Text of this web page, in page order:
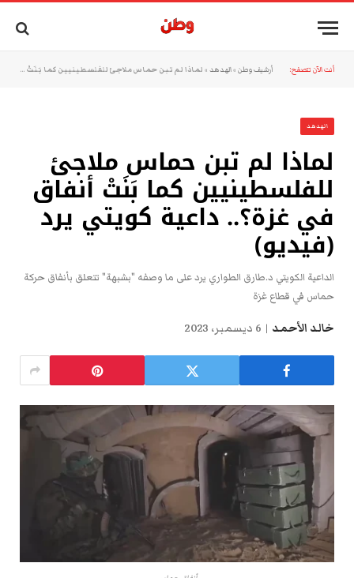
أنت الآن تتصفح: أرشيف وطن »الهدهد » لماذا لم تبن حماس ملاجئ للفلسطينيين كما بَنَتْ أنفاق في غزة؟.. داعية كويتي يرد (فيديو)
الهدهد
لماذا لم تبن حماس ملاجئ
للفلسطينيين كما بَنَتْ أنفاق
في غزة؟.. داعية كويتي يرد
(فيديو)
الداعية الكويتي د.طارق الطواري يرد على ما وصفه "بشبهة" تتعلق بأنفاق حركة
حماس في قطاع غزة
خالد الأحمد 6 ديسمبر، 2023